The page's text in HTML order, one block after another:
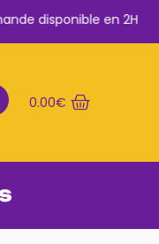
disponible en 2H
0.00€